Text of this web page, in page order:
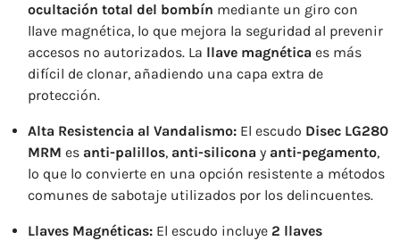
ocultación total del bombín mediante un giro con
llave magnética, lo que mejora la seguridad al prevenir
accesos no autorizados. La llave magnética es más
difícil de clonar, añadiendo una capa extra de
protección.
Alta Resistencia al Vandalismo: El escudo Disec LG280
MRM es anti-palillos, anti-silicona y anti-pegamento,
lo que lo convierte en una opción resistente a métodos
comunes de sabotaje utilizados por los delincuentes.
Llaves Magnéticas: El escudo incluye 2 llaves